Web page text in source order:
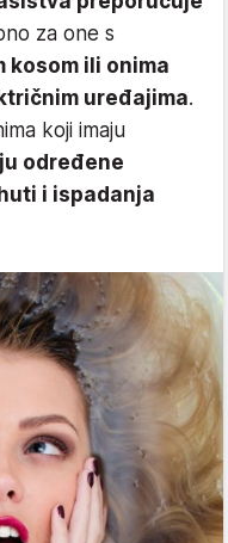
za one s
kosom ili onima
uređajima.
koji imaju
određene
i ispadanja